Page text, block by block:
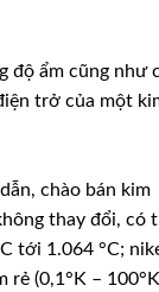
độ ẩm cũng như
trở của một
chào bán kim
thay đổi, có
tới 1.064 °C;
rẻ (0,1°K –